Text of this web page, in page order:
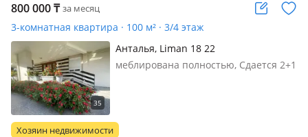
800 000₸ за месяц
3-комнатная квартира · 100 м² · 3/4 этаж
Анталья, Liman 18 22
меблирована полностью, Сдается 2+1
бронирование
Хозяин недвижимости